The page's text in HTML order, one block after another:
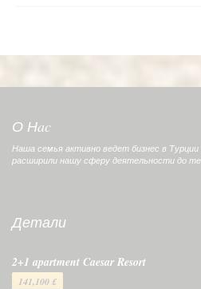
О Нac
Наша семья активно ведет бизнес в
расширили нашу сферу деятельности до
Детали
2+1 apartment Caesar Resort
141,100 £